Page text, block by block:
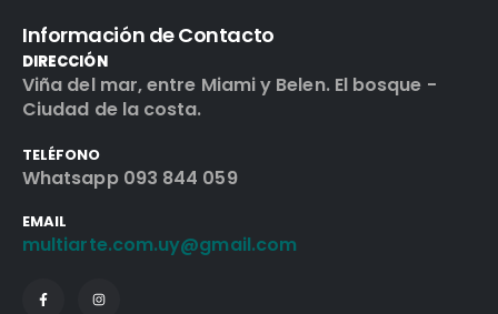
Información de Contacto
DIRECCIÓN
Viña del mar, entre Miami y Belen. El bosque -
Ciudad de la costa.
TELÉFONO
Whatsapp 093 844 059
EMAIL
multiarte.com.uy@gmail.com